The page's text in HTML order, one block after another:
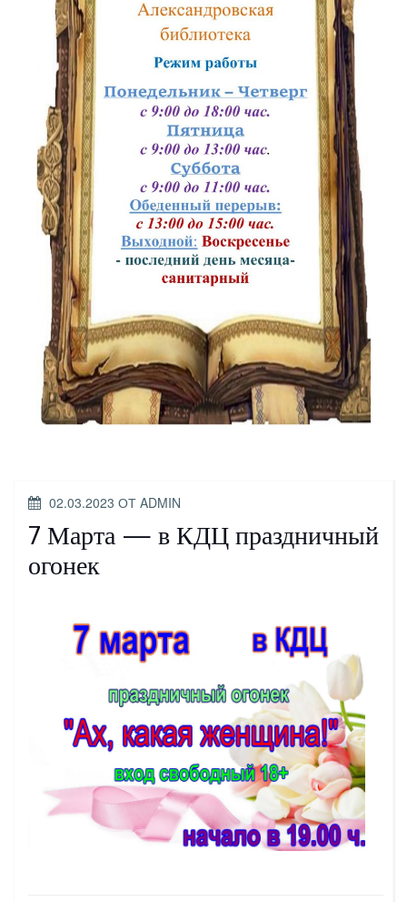
ОПУБЛИКОВАНО
02.03.2023 ОТ ADMIN
7 Марта — в КДЦ праздничный
огонек